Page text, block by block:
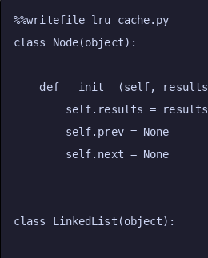
class
Node(object):
def __init__ (self, results
self.results = results
self.prev = None
self. next = None
class LinkedList (object):